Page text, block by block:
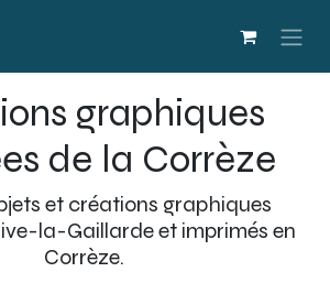
graphiques
de la Corrèze
et créations graphiques
la-Gaillarde et imprimés en
Corrèze.